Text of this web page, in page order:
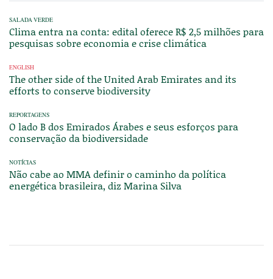
SALADA VERDE
Clima entra na conta: edital oferece R$ 2,5 milhões para
pesquisas sobre economia e crise climática
ENGLISH
The other side of the United Arab Emirates and its
efforts to conserve biodiversity
REPORTAGENS
O lado B dos Emirados Árabes e seus esforços para
conservação da biodiversidade
NOTÍCIAS
Não cabe ao MMA definir o caminho da política
energética brasileira, diz Marina Silva